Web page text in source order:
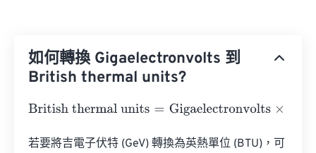
如何轉換 Gigaelectronvolts 到
British thermal units?
British thermal units=Gigaelectronvolts×
若要將吉電子伏特 (GeV) 轉換為英熱單位 (BTU)，可